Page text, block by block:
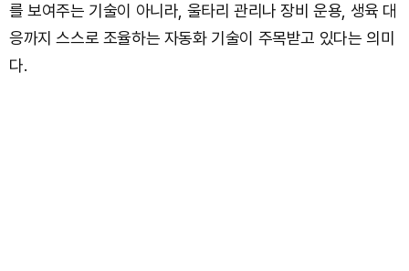
를 보여주는 기술이 아니라, 울타리 관리나 장비 운용, 생육 대
응까지 스스로 조율하는 자동화 기술이 주목받고 있다는 의미
다.